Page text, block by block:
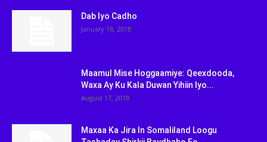
Dab Iyo Cadho
January 18, 2018
Maamul Mise Hoggaamiye: Qeexdooda,
Waxa Ay Ku Kala Duwan Yihiin Iyo...
August 17, 2018
Maxaa Ka Jira In Somaliland Loogu